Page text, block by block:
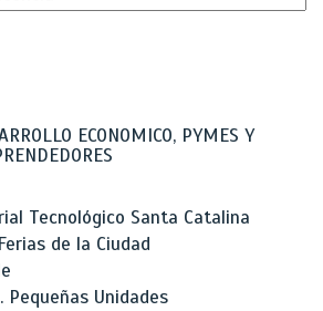
ECONOMICO, PYMES Y
Tecnológico Santa Catalina
de la Ciudad
Pequeñas Unidades